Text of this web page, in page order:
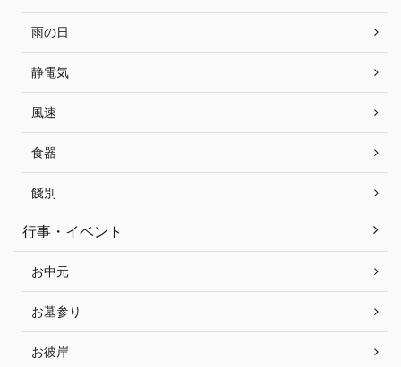
雨の日
静電気
風速
食器
餞別
行事・イベント
お中元
お墓参り
お彼岸